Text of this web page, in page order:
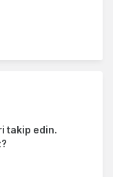
takip edin.